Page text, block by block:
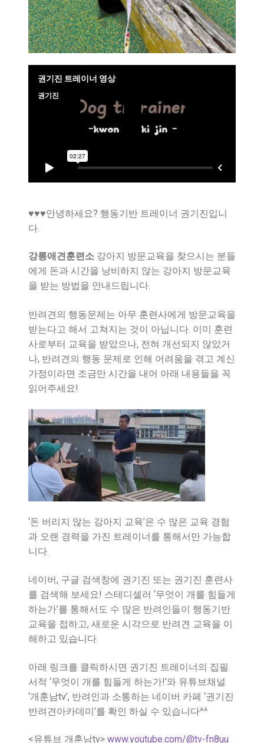
♥♥♥안녕하세요? 행동기반 트레이너 권기진입니
다.
강릉애견훈련소강아지 방문교육을 찾으시는 분들
에게 돈과 시간을 낭비하지 않는 강아지 방문교육
을 받는 방법을 안내드립니다.
반려견의 행동문제는 아무 훈련사에게 방문교육을
받는다고 해서 고쳐지는 것이 아닙니다. 이미 훈련
사로부터 교육을 받았으나, 전혀 개선되지 않았거
나, 반려견의 행동 문제로 인해 어려움을 겪고 계신
가정이라면 조금만 시간을 내어 아래 내용들을 꼭
읽어주세요!
‘돈 버리지 않는 강아지 교육’은 수 많은 교육 경험
과 오랜 경력을 가진 트레이너를 통해서만 가능합
니다.
네이버, 구글 검색창에 권기진 또는 권기진 훈련사
를 검색해 보세요! 스테디셀러 ‘무엇이 개를 힘들게
하는가’를 통해서도 수 많은 반려인들이 행동기반
교육을 접하고, 새로운 시각으로 반려견 교육을 이
해하고 있습니다.
아래 링크를 클릭하시면 권기진 트레이너의 집필
서적 ‘무엇이 개를 힘들게 하는가!’와 유튜브채널
‘개훈남tv’, 반려인과 소통하는 네이버 카페 ‘권기진
반려견아카데미’를 확인 하실 수 있습니다^^
<유튜브 개훈남tv>www.youtube.com/@tv-fn8uu